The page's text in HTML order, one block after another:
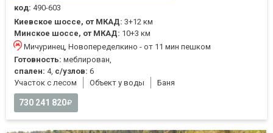
код: 490-603
Киевское шоссе, от МКАД: 3+12 км
Минское шоссе, от МКАД: 10+3 км
Мичуринец, Новопеределкино - от 11 мин пешком
Готовность: меблирован,
спален: 4, с/узлов: 6
Участок с лесом
Объект у воды Баня
730 241 820